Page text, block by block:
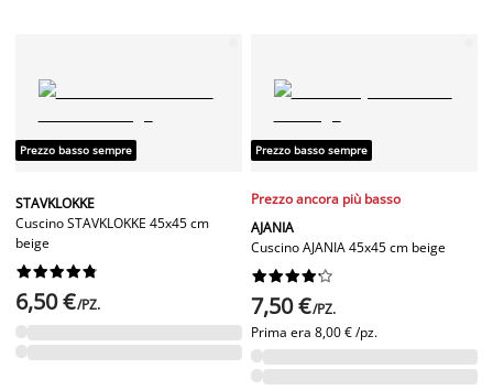
Prezzo basso sempre
STAVKLOKKE
Cuscino STAVKLOKKE 45x45 cm
beige






6,50 €/PZ.
Prezzo basso sempre
Prezzo ancora più basso
AJANIA
Cuscino AJANIA 45x45 cm beige






7,50 €/PZ.
Prima era 8,00 € /pz.